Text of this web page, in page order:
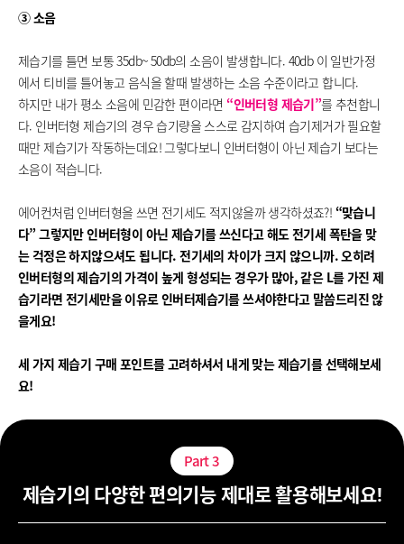
③ 소음
제습기를 틀면 보통 35db~ 50db의 소음이 발생합니다. 40db 이 일반가정
에서 티비를 틀어놓고 음식을 할때 발생하는 소음 수준이라고 합니다.
하지만 내가 평소 소음에 민감한 편이라면 “인버터형 제습기”를 추천합니
다. 인버터형 제습기의 경우 습기량을 스스로 감지하여 습기제거가 필요할
때만 제습기가 작동하는데요! 그렇다보니 인버터형이 아닌 제습기 보다는
소음이 적습니다.
에어컨처럼 인버터형을 쓰면 전기세도 적지않을까 생각하셨죠?! “맞습니
다” 그렇지만 인버터형이 아닌 제습기를 쓰신다고 해도 전기세 폭탄을 맞
는 걱정은 하지않으셔도 됩니다. 전기세의 차이가 크지 않으니까. 오히려
인버터형의 제습기의 가격이 높게 형성되는 경우가 많아, 같은 L를 가진 제
습기라면 전기세만을 이유로 인버터제습기를 쓰셔야한다고 말씀드리진 않
을게요!
세 가지 제습기 구매 포인트를 고려하셔서 내게 맞는 제습기를 선택해보세
요!
Part3
제습기의 다양한 편의기능 제대로 활용해보세요!